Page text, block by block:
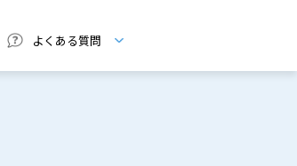
よくある質問